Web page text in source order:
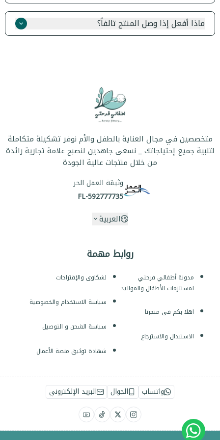
هل منتجات أطفالي فرحتي مناسبة للأولاد والبنات؟
نعم، نقبل الإرجاع والاستبدال خلال 3 يوماً من تاريخ الاستلام،
بشرط أن يكون المنتج بحالته الأصلية وغير مستخدم. تواصل معنا
عبر الواتساب لبدء الإجراء.
ماذا أفعل إذا وصل المنتج تالفاً؟
نأسف لذلك! تواصل معنا فوراً عبر الواتساب مع صورة للمنتج
روابط مهمة
مدونة أطفالي فرحتي
لمستلزمات الأطفال والمواليد
اهلا بكم فى متجرنا
الاستبدال والاسترجاع
لشكاوى والإقتراحات
سياسة الاستخدام والخصوصية
سياسة الشحن و التوصيل
شهادة توثيق منصة الأعمال
متخصصين في مجال العناية بالطفل والأم نوفر تشكيلة متكاملة
لتلبية جميع إحتياجاتك _ نسعى جاهدين لنصبح علامة تجارية رائدة
من خلال منتجات عالية الجودة
وثيقة العمل الحر
FL-592777735
العربية
واتساب الجوال البريد الإلكتروني